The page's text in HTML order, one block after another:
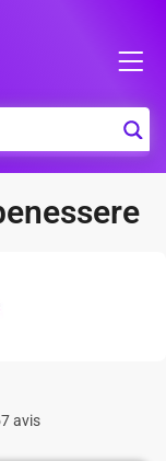
avis